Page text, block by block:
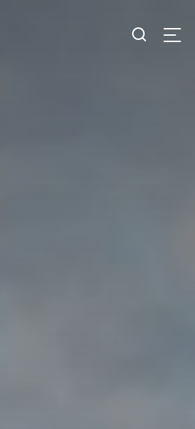
Menu